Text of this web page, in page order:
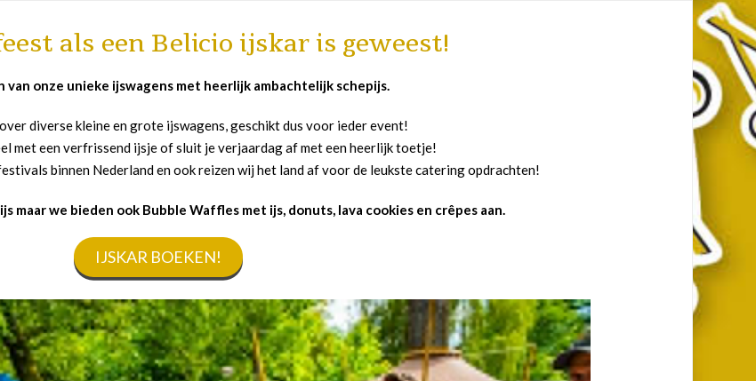
als een Belicio ijskar is geweest!
van onze unieke ijswagens met heerlijk ambachtelijk schepijs.
diverse kleine en grote ijswagens, geschikt dus voor ieder event!
met een verfrissend ijsje of sluit je verjaardag af met een heerlijk toetje!
binnen Nederland en ook reizen wij het land af voor de leukste catering opdrachten!
maar we bieden ook Bubble Waffles met ijs, donuts, lava cookies en crêpes aan.
IJSKAR BOEKEN!